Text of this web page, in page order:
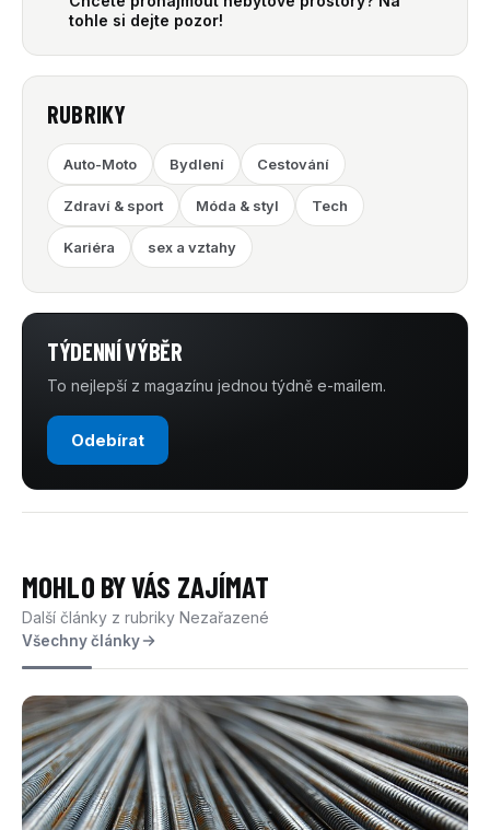
tohle si dejte pozor!
RUBRIKY
Auto-Moto Bydlení Cestování
Zdraví & sport Móda & styl Tech
Kariéra sex a vztahy
TÝDENNÍ VÝBĚR
To nejlepší z magazínu jednou týdně e-mailem.
Odebírat
MOHLO BY VÁS ZAJÍMAT
Další články z rubriky Nezařazené
Všechny články